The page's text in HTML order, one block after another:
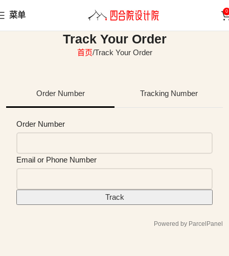
菜单 0
Track Your Order
首页 Track Your Order
track
Order Number Tracking Number
Order Number
Email or Phone Number
Track
Powered by ParcelPanel